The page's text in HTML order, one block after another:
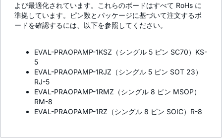
よび最適化されています。これらのボードはすべて RoHs に
準拠しています。ピン数とパッケージに基づいて注文するボ
ードを確認するには、以下を参照してください。
EVAL-PRAOPAMP-1KSZ（シングル 5 ピン SC70）KS-
5
EVAL-PRAOPAMP-1RJZ（シングル 5 ピン SOT 23）
RJ-5
EVAL-PRAOPAMP-1RMZ（シングル 8 ピン MSOP）
RM-8
EVAL-PRAOPAMP-1RZ（シングル 8 ピン SOIC）R-8